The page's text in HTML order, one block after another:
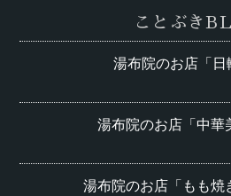
ことぶき
湯布院のお店「日
湯布院のお店「中華
湯布院のお店「もも焼